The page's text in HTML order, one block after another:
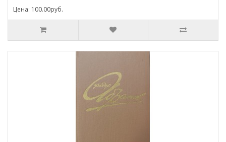
Цена: 100.00руб.